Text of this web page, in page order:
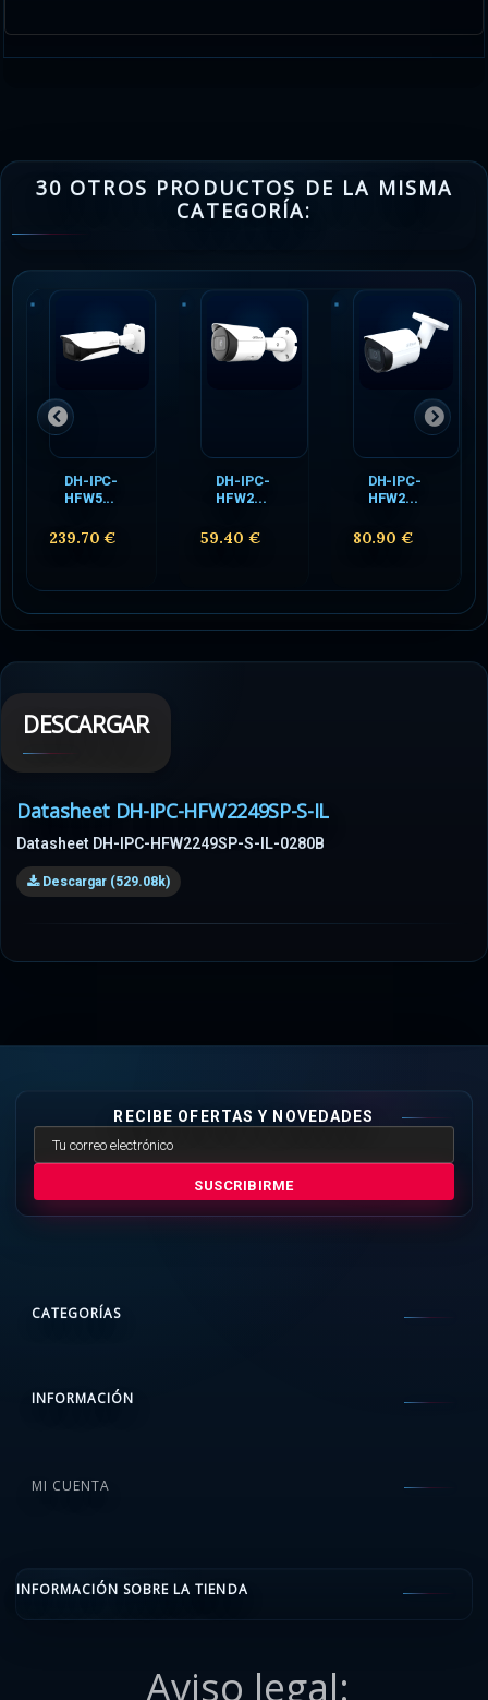
30 OTROS PRODUCTOS DE LA MISMA
CATEGORÍA:
DH-IPC-
HFW5...
239.70 €
DH-IPC-
HFW2...
59.40 €
DH-IPC-
HFW2...
80.90 €
DESCARGAR
Datasheet DH-IPC-HFW2249SP-S-IL
Datasheet DH-IPC-HFW2249SP-S-IL-0280B
Descargar (529.08k)
RECIBE OFERTAS Y NOVEDADES
SUSCRIBIRME
CATEGORÍAS
INFORMACIÓN
MI CUENTA
INFORMACIÓN SOBRE LA TIENDA
Aviso legal: